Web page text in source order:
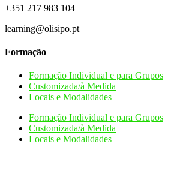
+351 217 983 104
learning@olisipo.pt
Formação
Formação Individual e para Grupos
Customizada/à Medida
Locais e Modalidades
Formação Individual e para Grupos
Customizada/à Medida
Locais e Modalidades